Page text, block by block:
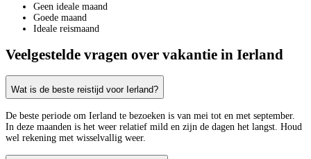
Geen ideale maand
Goede maand
Ideale reismaand
Veelgestelde vragen over vakantie in Ierland
Wat is de beste reistijd voor Ierland?
De beste periode om Ierland te bezoeken is van mei tot en met september.
In deze maanden is het weer relatief mild en zijn de dagen het langst. Houd
wel rekening met wisselvallig weer.